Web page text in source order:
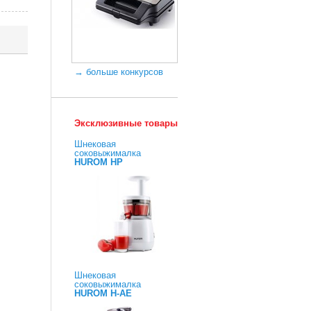
→ больше конкурсов
Эксклюзивные товары
Шнековая
соковыжималка
HUROM HP
Шнековая
соковыжималка
HUROM H-AE